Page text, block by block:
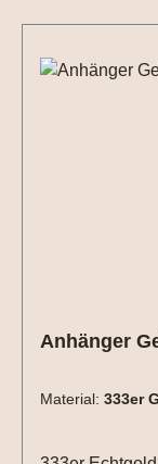
Anhänger
Material: 333er